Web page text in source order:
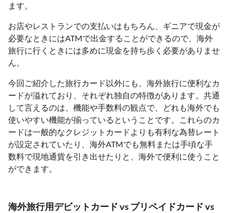
ます。
お店やレストランでの支払いはもちろん、ギニアで現金が
必要なときにはATMで出金することができるので、海外
旅行に行くときには多めに現金を持ち歩く必要がありませ
ん。
今回ご紹介した旅行カード以外にも、海外旅行に便利なカ
ードが溢れており、それぞれ独自の特徴があります。共通
して言えるのは、機能や手数料の観点で、どれも海外でも
使いやすい機能が揃っているということです。これらのカ
ードは一般的なクレジットカードよりも有利な為替レート
が設定されていたり、海外ATMでも無料または手頃な手
数料で現地通貨を引き出せたりと、海外で便利に使うこと
ができます。
海外旅行用デビットカード vs プリペイドカード vs